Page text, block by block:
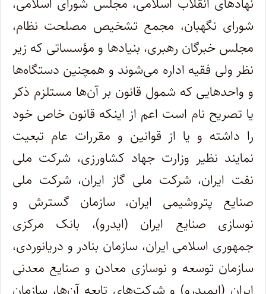
شورای نگهبان، مجمع تشخیص مصلحت نظام،
مجلس خبرگان رهبری، بنیادها و مؤسساتی که زیر
نظر ولی فقیه اداره می‌شوند و همچنین دستگاه‌ها
و واحدهایی که شمول قانون بر آن‌ها مستلزم ذکر
یا تصریح نام است اعم از اینکه قانون خاص خود
را داشته و یا از قوانین و مقررات عام تبعیت
نمایند نظیر وزارت جهاد کشاورزی، شرکت ملی
نفت ایران، شرکت ملی گاز ایران، شرکت ملی
صنایع پتروشیمی ایران، سازمان گسترش و
نوسازی صنایع ایران (ایدرو)، بانک مرکزی
جمهوری اسلامی ایران، سازمان بنادر و دریانوردی،
سازمان توسعه و نوسازی معادن و صنایع معدنی